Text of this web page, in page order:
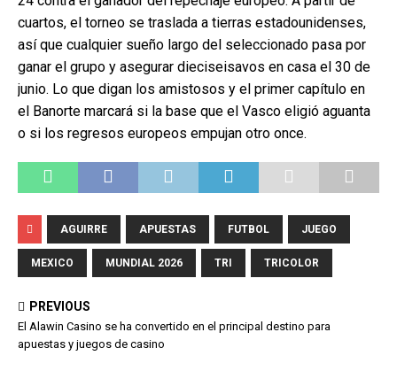
cuartos, el torneo se traslada a tierras estadounidenses,
así que cualquier sueño largo del seleccionado pasa por
ganar el grupo y asegurar dieciseisavos en casa el 30 de
junio. Lo que digan los amistosos y el primer capítulo en
el Banorte marcará si la base que el Vasco eligió aguanta
o si los regresos europeos empujan otro once.
AGUIRRE APUESTAS FUTBOL JUEGO
MEXICO MUNDIAL 2026 TRI TRICOLOR
PREVIOUS
El Alawin Casino se ha convertido en el principal destino para
apuestas y juegos de casino